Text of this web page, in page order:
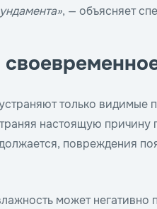
, — объясняет
только видимые
настоящую
повреждения
может негативно